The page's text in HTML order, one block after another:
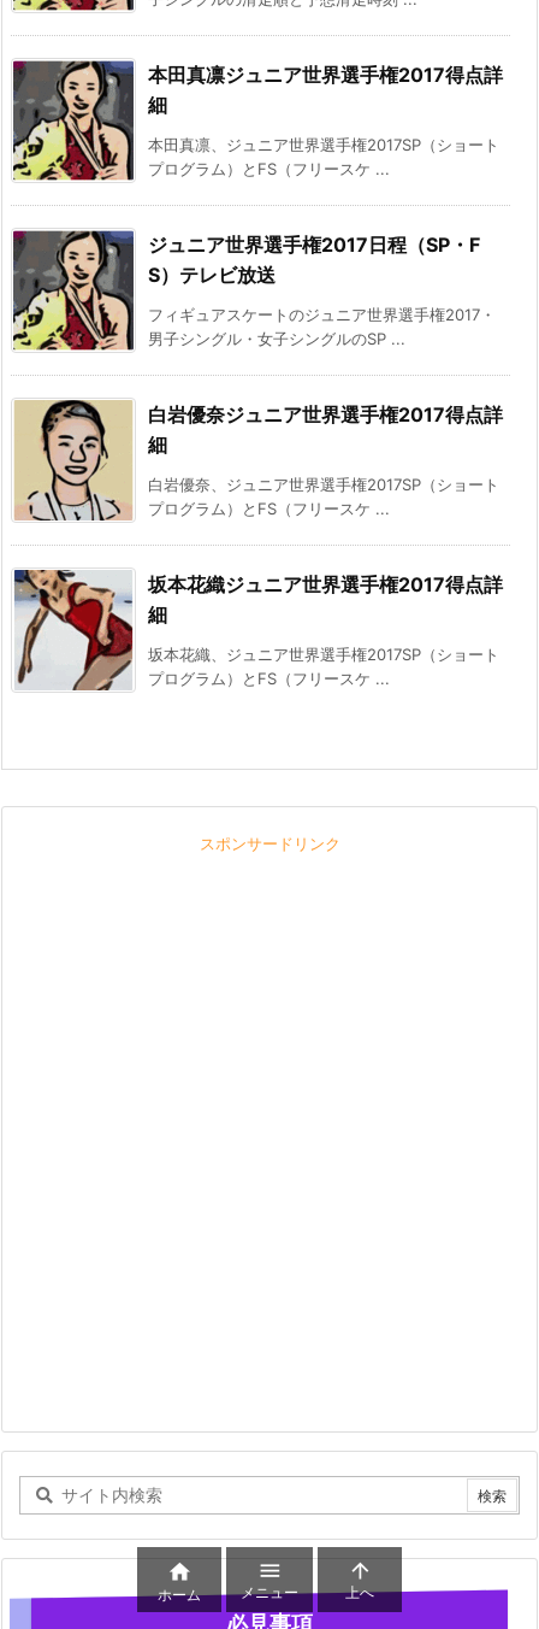
本田真凛ジュニア世界選手権2017得点詳
細
本田真凛、ジュニア世界選手権2017SP（ショート
プログラム）とFS（フリースケ ...
ジュニア世界選手権2017日程（SP・F
S）テレビ放送
フィギュアスケートのジュニア世界選手権2017・
男子シングル・女子シングルのSP ...
白岩優奈ジュニア世界選手権2017得点詳
細
白岩優奈、ジュニア世界選手権2017SP（ショート
プログラム）とFS（フリースケ ...
坂本花織ジュニア世界選手権2017得点詳
細
坂本花織、ジュニア世界選手権2017SP（ショート
プログラム）とFS（フリースケ ...
スポンサードリンク

ホーム

メニュー

上へ